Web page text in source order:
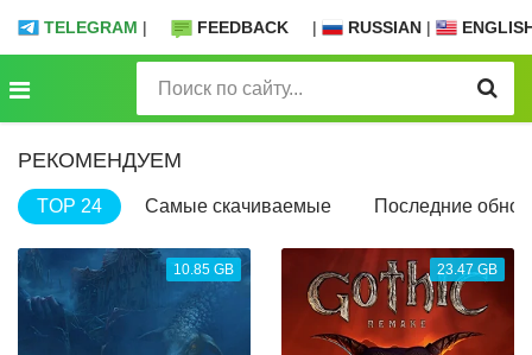
TELEGRAM | FEEDBACK | RUSSIAN |
РЕКОМЕНДУЕМ
TOP 24 Самые скачиваемые Последние
10.85 GB 23.47 GB